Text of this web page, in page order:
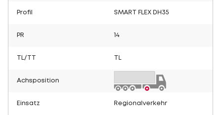
Profil SMART FLEX DH35
PR 14
TL/TT
Achsposition
Einsatz Regionalverkehr